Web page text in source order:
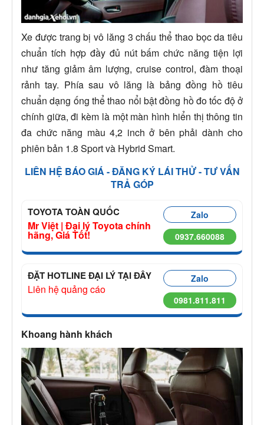
Xe được trang bị vô lăng 3 chấu thể thao bọc da tiêu
chuẩn tích hợp đầy đủ nút bấm chức năng tiện lợi
như tăng giảm âm lượng, cruise control, đàm thoại
rảnh tay. Phía sau vô lăng là bảng đồng hồ tiêu
chuẩn dạng ống thể thao nổi bật đồng hồ đo tốc độ ở
chính giữa, đi kèm là một màn hình hiển thị thông tin
đa chức năng màu 4,2 inch ở bên phải dành cho
phiên bản 1.8 Sport và Hybrid Smart.
LIÊN HỆ BÁO GIÁ - ĐĂNG KÝ LÁI THỬ - TƯ VẤN
TRẢ GÓP
TOYOTA TOÀN QUỐC
Mr Việt | Đại lý Toyota chính
hãng, Giá Tốt!
Zalo
0937.660088
ĐẶT HOTLINE ĐẠI LÝ TẠI ĐÂY
Liên hệ quảng cáo
Zalo
0981.811.811
Khoang hành khách